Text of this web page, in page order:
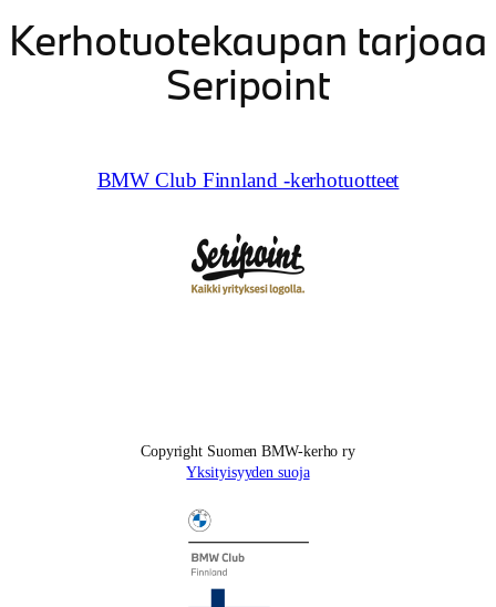
Kerhotuotekaupan tarjoaa
Seripoint
BMW Club Finnland -kerhotuotteet
Copyright Suomen BMW-kerho ry
Yksityisyyden suoja